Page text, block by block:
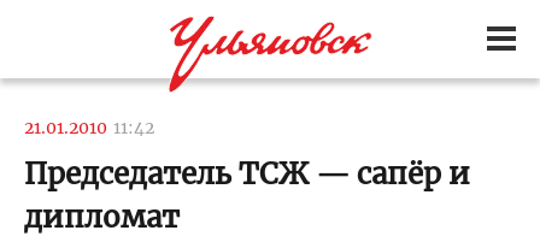
21.01.2010 11:42
Председатель ТСЖ — сапёр и
дипломат